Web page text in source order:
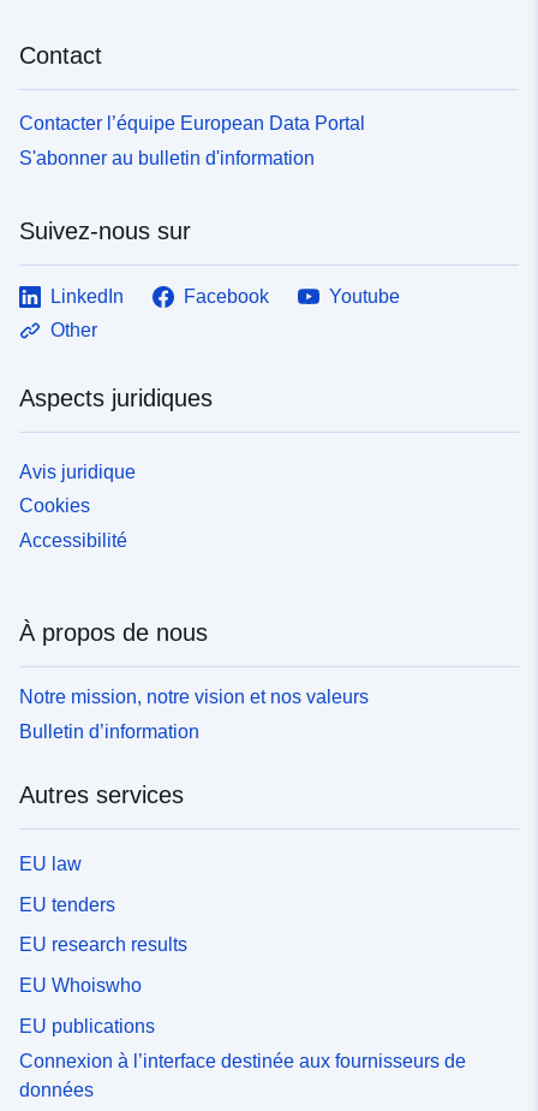
Contact
Contacter l’équipe European Data Portal
S'abonner au bulletin d'information
Suivez-nous sur
LinkedIn Facebook
Youtube
Other
Aspects juridiques
Avis juridique
Cookies
Accessibilité
À propos de nous
Notre mission, notre vision et nos valeurs
Bulletin d’information
Autres services
EU law
EU tenders
EU research results
EU Whoiswho
EU publications
Connexion à l’interface destinée aux fournisseurs de
données